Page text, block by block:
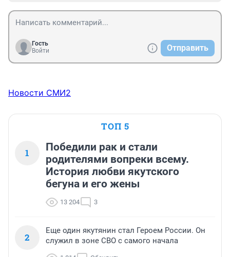
Гость
Войти
Отправить
Новости СМИ2
ТОП 5
1
Победили рак и стали
родителями вопреки всему.
История любви якутского
бегуна и его жены
13 204 3
2
Еще один якутянин стал Героем России. Он
служил в зоне СВО с самого начала